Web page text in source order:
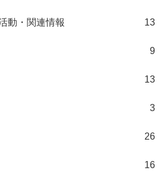
動・関連情報 13
9
13
3
26
16